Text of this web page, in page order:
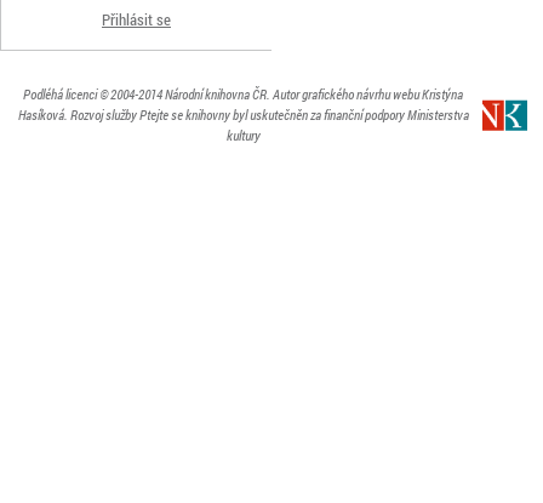
Přihlásit se
Podléhá licenci© 2004-2014Národní knihovna ČR. Autor grafického návrhu webu Kristýna
Hasíková. Rozvoj služby Ptejte se knihovny byl uskutečněn za finanční podpory Ministerstva
kultury